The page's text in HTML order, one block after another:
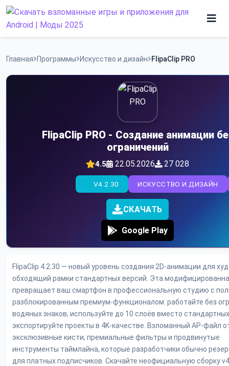
Skip
Программы
Главная Программы Искусство и дизайн FlipaClip PRO
FlipaClip PRO - Создание анимации
ограничений
4.5 22.05.2026 27 028
ИСКУССТВО И ДИЗАЙН
V4.2.30
СКАЧАТЬ
Google Play
FlipaClip 4.2.30 — новый уровень создания 2D-анимации для
обходящий рамки стандартных версий. Эта
превращает ваш смартфон в профессиональную студию с
разблокированным премиум-функционалом: работайте без
водяных знаков, используйте до 10 слоёв вместо
экспортируйте проекты в 4K-качестве. Взломанный AP-файл
эксклюзивные кисти, премиальные фильтры и продвинутые
инструменты таймлайна, которые разработчики обычно
для платных подписчиков. Скачайте неофициальную сборку